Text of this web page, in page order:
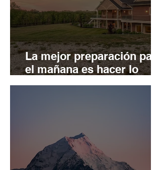
La mejor preparación para
el mañana es hacer lo
mejor posible hoy